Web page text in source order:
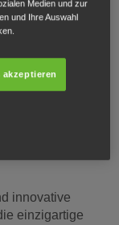
ZU
ZU
innovative
einzigartige
Medien und zur
und Ihre Auswahl